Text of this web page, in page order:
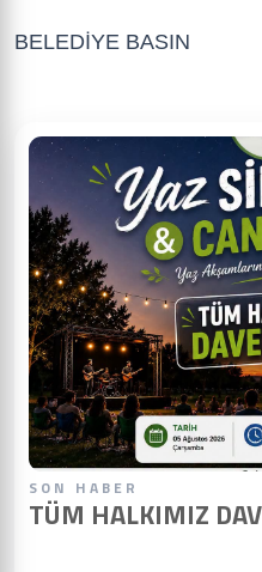
BELEDİYE BASIN
SON HABER
TÜM HALKIMIZ